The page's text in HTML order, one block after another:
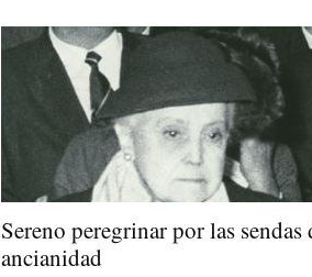
Sereno peregrinar por las sendas
ancianidad